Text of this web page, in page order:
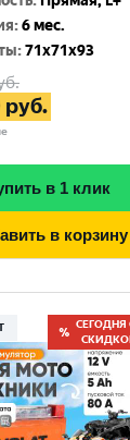
:6 мес.
:71x71x93
руб.
в 1 клик
в корзину
СЕГОДНЯ